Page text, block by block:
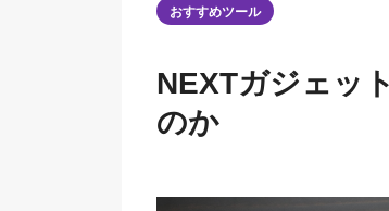
おすすめツール
NEXTガジェッ
のか